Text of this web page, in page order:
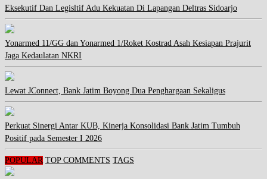
Eksekutif Dan Legisltif Adu Kekuatan Di Lapangan Deltras Sidoarjo
Yonarmed 11/GG dan Yonarmed 1/Roket Kostrad Asah Kesiapan Prajurit
Jaga Kedaulatan NKRI
Lewat JConnect, Bank Jatim Boyong Dua Penghargaan Sekaligus
Perkuat Sinergi Antar KUB, Kinerja Konsolidasi Bank Jatim Tumbuh
Positif pada Semester I 2026
POPULAR TOP COMMENTS TAGS